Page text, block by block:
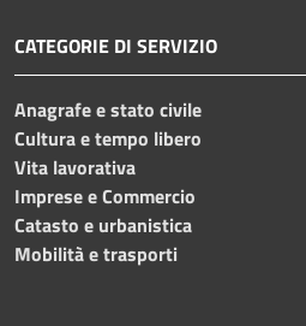
CATEGORIE DI SERVIZIO
Anagrafe e stato civile
Cultura e tempo libero
Vita lavorativa
Imprese e Commercio
Catasto e urbanistica
Mobilità e trasporti